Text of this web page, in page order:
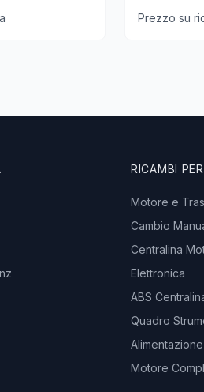
Prezzo su
RICAMBI
Motore e
Cambio
Centralina
Elettronica
ABS
Quadro
Alimentazione
Motore